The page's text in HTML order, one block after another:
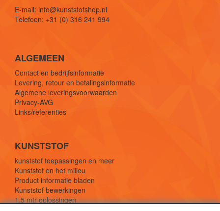
E-mail: info@kunststofshop.nl
Telefoon: +31 (0) 316 241 994
ALGEMEEN
Contact en bedrijfsinformatie
Levering, retour en betalingsinformatie
Algemene leveringsvoorwaarden
Privacy-AVG
Links/referenties
KUNSTSTOF
kunststof toepassingen en meer
Kunststof en het milieu
Product informatie bladen
Kunststof bewerkingen
1,5 mtr oplossingen